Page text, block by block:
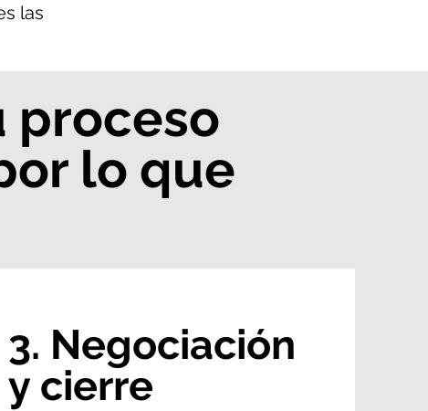
las
proceso
lo que
3. Negociación
y cierre